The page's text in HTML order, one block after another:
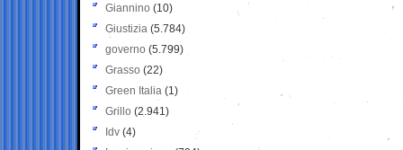
Giannino (10)
Giustizia (5.784)
governo (5.799)
Grasso (22)
Green Italia (1)
Grillo (2.941)
Idv (4)